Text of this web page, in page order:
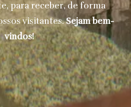
para receber, de forma
visitantes.Sejam bem-
vindos!